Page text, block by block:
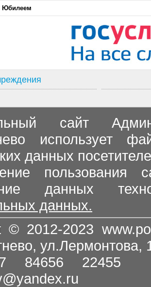
Юбилеем
сайт
использует
данных
пользования
данных
данных.
© 2012-2023
ул.Лермонтова,
84656